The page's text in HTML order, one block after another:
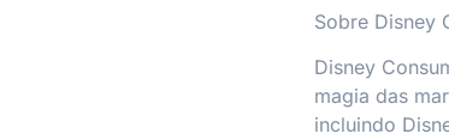
Sobre Disney
Disney
magia das
incluindo